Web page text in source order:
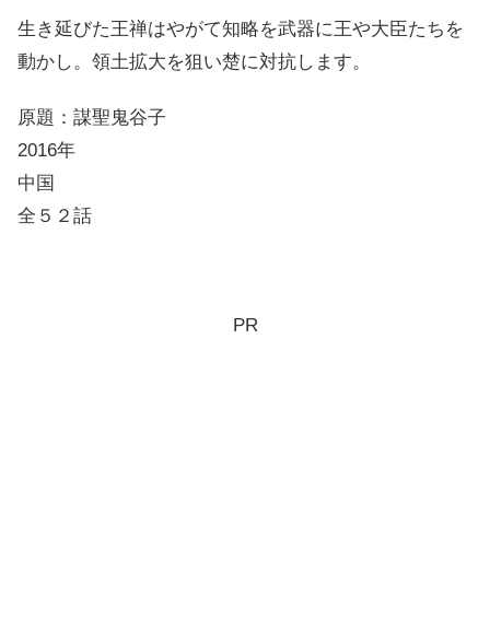
生き延びた王禅はやがて知略を武器に王や大臣たちを
動かし。領土拡大を狙い楚に対抗します。
原題：謀聖鬼谷子
2016年
中国
全５２話
PR